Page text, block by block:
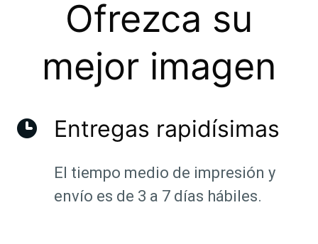
Ofrezca su
mejor imagen
Entregas rapidísimas
El tiempo medio de impresión y
envío es de 3 a 7 días hábiles.